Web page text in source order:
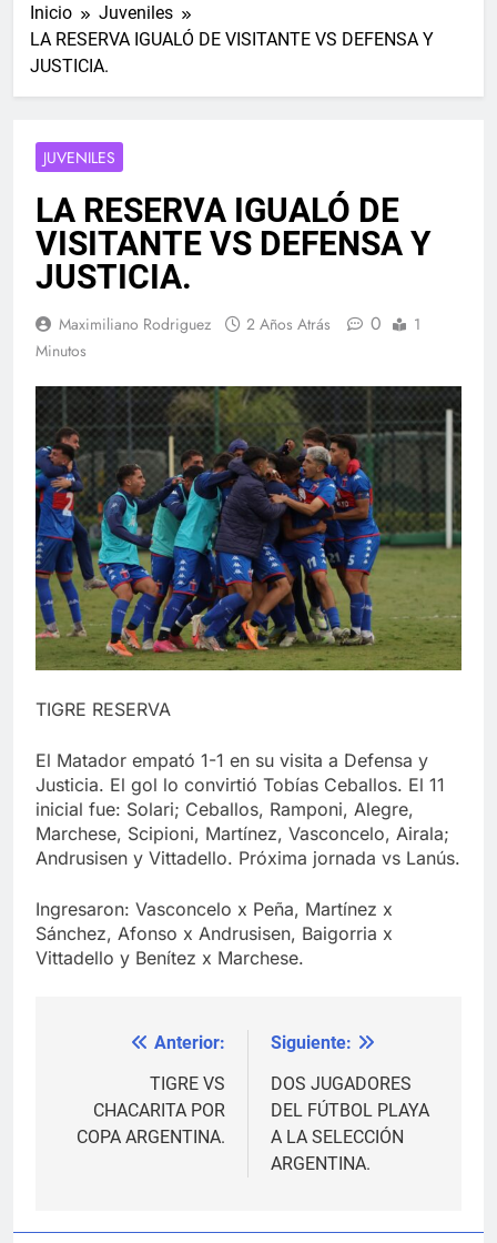
Inicio
Juveniles
LA RESERVA IGUALÓ DE VISITANTE VS DEFENSA Y
JUSTICIA.
JUVENILES
LA RESERVA IGUALÓ DE
VISITANTE VS DEFENSA Y
JUSTICIA.
Maximiliano Rodriguez 2 Años Atrás 0
1
Minutos
TIGRE RESERVA
El Matador empató 1-1 en su visita a Defensa y
Justicia. El gol lo convirtió Tobías Ceballos. El 11
inicial fue: Solari; Ceballos, Ramponi, Alegre,
Marchese, Scipioni, Martínez, Vasconcelo, Airala;
Andrusisen y Vittadello. Próxima jornada vs Lanús.
Ingresaron: Vasconcelo x Peña, Martínez x
Sánchez, Afonso x Andrusisen, Baigorria x
Vittadello y Benítez x Marchese.
Navegación
entradas
Anterior:
TIGRE VS
CHACARITA POR
COPA ARGENTINA.
Siguiente:
DOS JUGADORES
DEL FÚTBOL PLAYA
A LA SELECCIÓN
ARGENTINA.